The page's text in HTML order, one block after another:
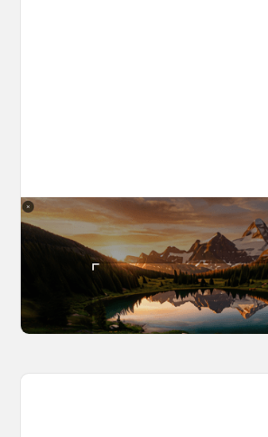
The World Builder's
Build a world once, shoot from it
complete guide to creating,
capturing inside OpenArt Worlds.
March 25, 2026